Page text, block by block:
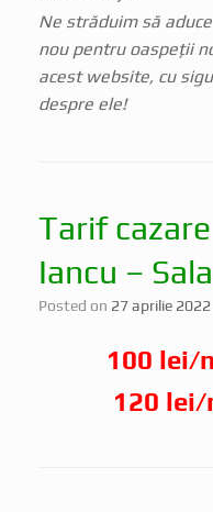
Ne străduim să
nou pentru oaspeții
acest website, cu
despre ele!
Tarif
Iancu –
Posted on 27 aprilie 2022
100 lei/
120